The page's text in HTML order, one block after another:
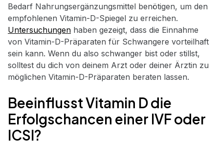
Bedarf Nahrungsergänzungsmittel benötigen, um den
empfohlenen Vitamin-D-Spiegel zu erreichen.
Untersuchungen haben gezeigt, dass die Einnahme
von Vitamin-D-Präparaten für Schwangere vorteilhaft
sein kann. Wenn du also schwanger bist oder stillst,
solltest du dich von deinem Arzt oder deiner Ärztin zu
möglichen Vitamin-D-Präparaten beraten lassen.
Beeinflusst Vitamin D die
Erfolgschancen einer IVF oder
ICSI?